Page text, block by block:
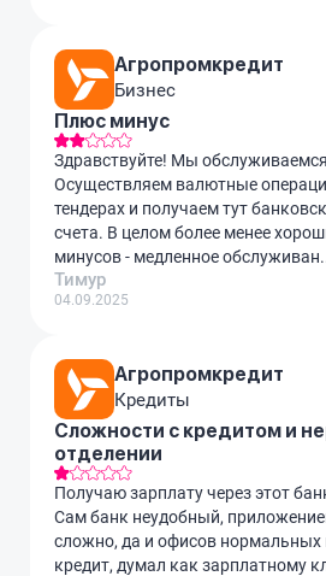
Агропромкредит
Бизнес
Плюс минус
Здравствуйте! Мы
Осуществляем валютные
тендерах и получаем тут
счета. В целом более менее
минусов - медленное
Тимур
04.09.2025
Агропромкредит
Кредиты
Сложности с кредитом и
отделении
Получаю зарплату через этот
Сам банк неудобный,
сложно, да и офисов нормальных
кредит, думал как зарплатному